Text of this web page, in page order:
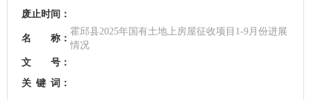
废止时间：
名 称：
霍邱县2025年国有土地上房屋征收项目1-9月份进展
情况
文 号：
关 键 词：